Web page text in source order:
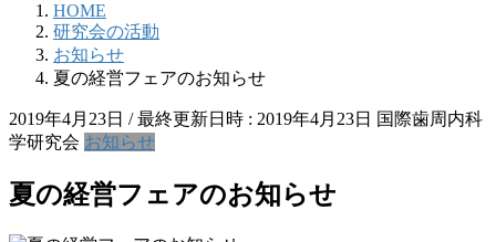
HOME
研究会の活動
お知らせ
夏の経営フェアのお知らせ
2019年4月23日 / 最終更新日時 : 2019年4月23日 国際歯周内科
学研究会 お知らせ
夏の経営フェアのお知らせ